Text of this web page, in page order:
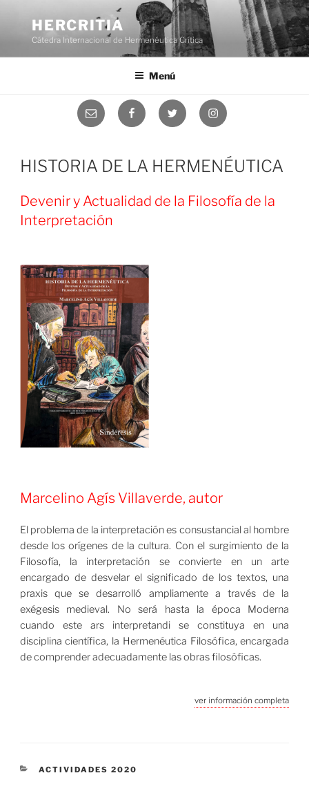
contenido
HERCRITIA
Cátedra Internacional de Hermenéutica Crítica
Menú
HISTORIA DE LA HERMENÉUTICA
Devenir y Actualidad de la Filosofía de la
Interpretación
Marcelino Agís Villaverde, autor
El problema de la interpretación es consustancial al hombre
desde los orígenes de la cultura. Con el surgimiento de la
Filosofía, la interpretación se convierte en un arte
encargado de desvelar el significado de los textos, una
praxis que se desarrolló ampliamente a través de la
exégesis medieval. No será hasta la época Moderna
cuando este ars interpretandi se constituya en una
disciplina científica, la Hermenéutica Filosófica, encargada
de comprender adecuadamente las obras filosóficas.
ver información completa
CATEGORÍAS
ACTIVIDADES 2020
Correo
electrónico
FacebookTwitter Instagram